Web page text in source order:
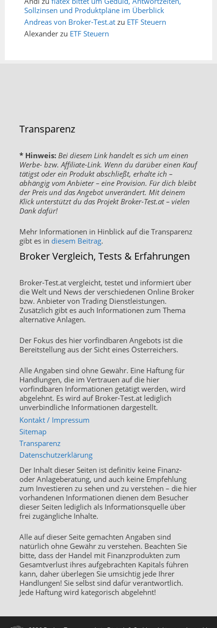
Sollzinsen und Produktpläne im Überblick
Andreas von Broker-Test.at zu ETF Steuern
Alexander zu ETF Steuern
Transparenz
* Hinweis: Bei diesem Link handelt es sich um einen
Werbe- bzw. Affiliate-Link. Wenn du darüber einen Kauf
tätigst oder ein Produkt abschließt, erhalte ich –
abhängig vom Anbieter – eine Provision. Für dich bleibt
der Preis und das Angebot unverändert. Mit deinem
Klick unterstützt du das Projekt Broker-Test.at – vielen
Dank dafür!
Mehr Informationen in Hinblick auf die Transparenz
gibt es in diesem Beitrag.
Broker Vergleich, Tests & Erfahrungen
Broker-Test.at vergleicht, testet und informiert über
die Welt und News der verschiedenen Online Broker
bzw. Anbieter von Trading Dienstleistungen.
Zusätzlich gibt es auch Informationen zum Thema
alternative Anlagen.
Der Fokus des hier vorfindbaren Angebots ist die
Bereitstellung aus der Sicht eines Österreichers.
Alle Angaben sind ohne Gewähr. Eine Haftung für
Handlungen, die im Vertrauen auf die hier
vorfindbaren Informationen getätigt werden, wird
abgelehnt. Es wird auf Broker-Test.at lediglich
unverbindliche Informationen dargestellt.
Kontakt / Impressum
Sitemap
Transparenz
Datenschutzerklärung
Der Inhalt dieser Seiten ist definitiv keine Finanz-
oder Anlageberatung, und auch keine Empfehlung
zum Investieren zu sehen und zu verstehen – die hier
vorhandenen Informationen dienen dem Besucher
dieser Seiten lediglich als Informationsquelle über
frei zugängliche Inhalte.
Alle auf dieser Seite gemachten Angaben sind
natürlich ohne Gewähr zu verstehen. Beachten Sie
bitte, dass der Handel mit Finanzprodukten zum
Gesamtverlust ihres aufgebrachten Kapitals führen
kann, daher überlegen Sie umsichtig jede Ihrer
Handlungen! Sie selbst sind dafür verantwortlich.
Jede Haftung wird kategorisch abgelehnt!